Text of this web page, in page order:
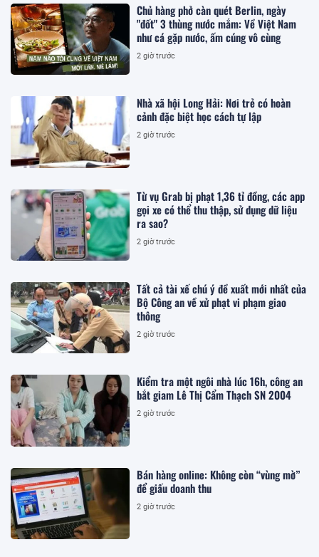
Chủ hàng phở càn quét Berlin, ngày
"đốt" 3 thùng nước mắm: Về Việt Nam
như cá gặp nước, ấm cúng vô cùng
2 giờ trước
Nhà xã hội Long Hải: Nơi trẻ có hoàn
cảnh đặc biệt học cách tự lập
2 giờ trước
Từ vụ Grab bị phạt 1,36 tỉ đồng, các app
gọi xe có thể thu thập, sử dụng dữ liệu
ra sao?
2 giờ trước
Tất cả tài xế chú ý đề xuất mới nhất của
Bộ Công an về xử phạt vi phạm giao
thông
2 giờ trước
Kiểm tra một ngôi nhà lúc 16h, công an
bắt giam Lê Thị Cẩm Thạch SN 2004
2 giờ trước
Bán hàng online: Không còn “vùng mờ”
để giấu doanh thu
2 giờ trước